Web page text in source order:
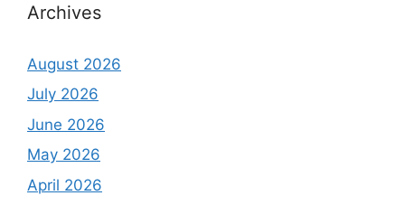
Archives
August 2026
July 2026
June 2026
May 2026
April 2026